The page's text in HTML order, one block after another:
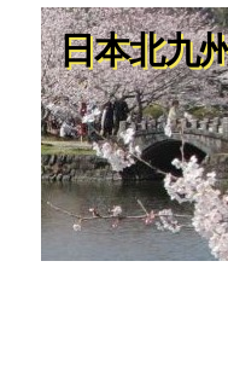
日本北九